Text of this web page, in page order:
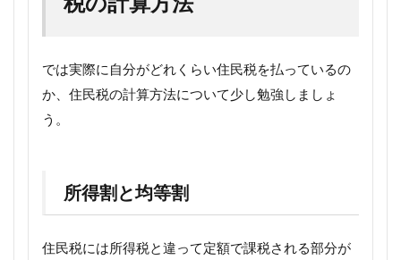
では実際に自分がどれくらい住民税を払っているの
か、住民税の計算方法について少し勉強しましょ
う。
所得割と均等割
住民税には所得税と違って定額で課税される部分が